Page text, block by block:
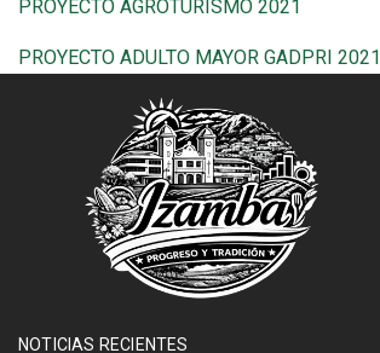
PROYECTO AGROTURISMO 2021
PROYECTO ADULTO MAYOR GADPRI 2021
NOTICIAS RECIENTES